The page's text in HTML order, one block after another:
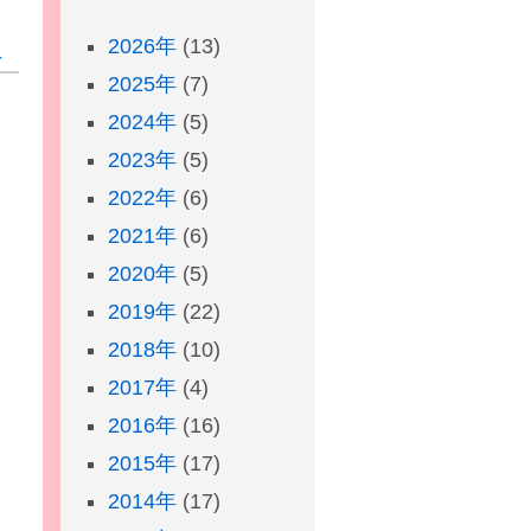
2026年 (13)
2025年 (7)
2024年 (5)
2023年 (5)
2022年 (6)
2021年 (6)
2020年 (5)
2019年 (22)
2018年 (10)
2017年 (4)
2016年 (16)
2015年 (17)
2014年 (17)